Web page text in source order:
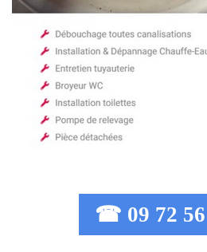
☎ 09 72 56